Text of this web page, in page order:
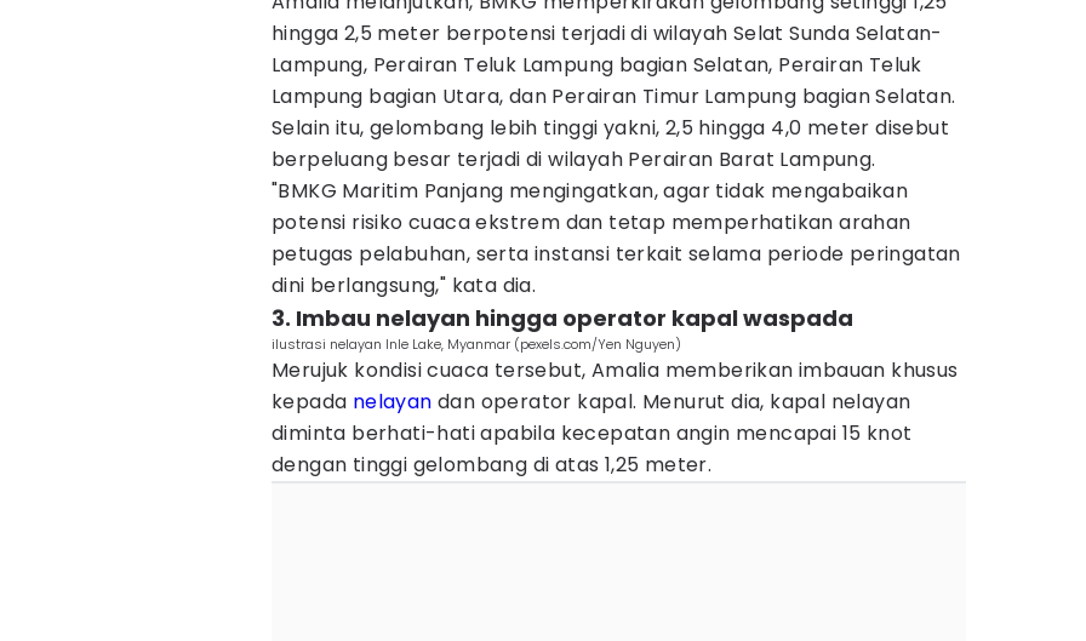
hingga 2,5 meter berpotensi terjadi di wilayah Selat Sunda Selatan-
Lampung, Perairan Teluk Lampung bagian Selatan, Perairan Teluk
Lampung bagian Utara, dan Perairan Timur Lampung bagian Selatan.
Selain itu, gelombang lebih tinggi yakni, 2,5 hingga 4,0 meter disebut
berpeluang besar terjadi di wilayah Perairan Barat Lampung.
"BMKG Maritim Panjang mengingatkan, agar tidak mengabaikan
potensi risiko cuaca ekstrem dan tetap memperhatikan arahan
petugas pelabuhan, serta instansi terkait selama periode peringatan
dini berlangsung," kata dia.
3. Imbau nelayan hingga operator kapal waspada
ilustrasi nelayan Inle Lake, Myanmar (pexels.com/Yen Nguyen)
Merujuk kondisi cuaca tersebut, Amalia memberikan imbauan khusus
kepada nelayan dan operator kapal. Menurut dia, kapal nelayan
diminta berhati-hati apabila kecepatan angin mencapai 15 knot
dengan tinggi gelombang di atas 1,25 meter.